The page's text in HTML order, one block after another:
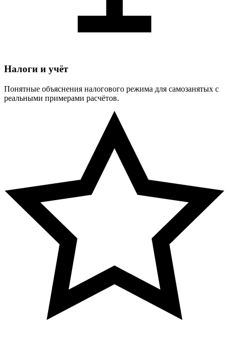
Налоги и учёт
Понятные объяснения налогового режима для самозанятых с
реальными примерами расчётов.